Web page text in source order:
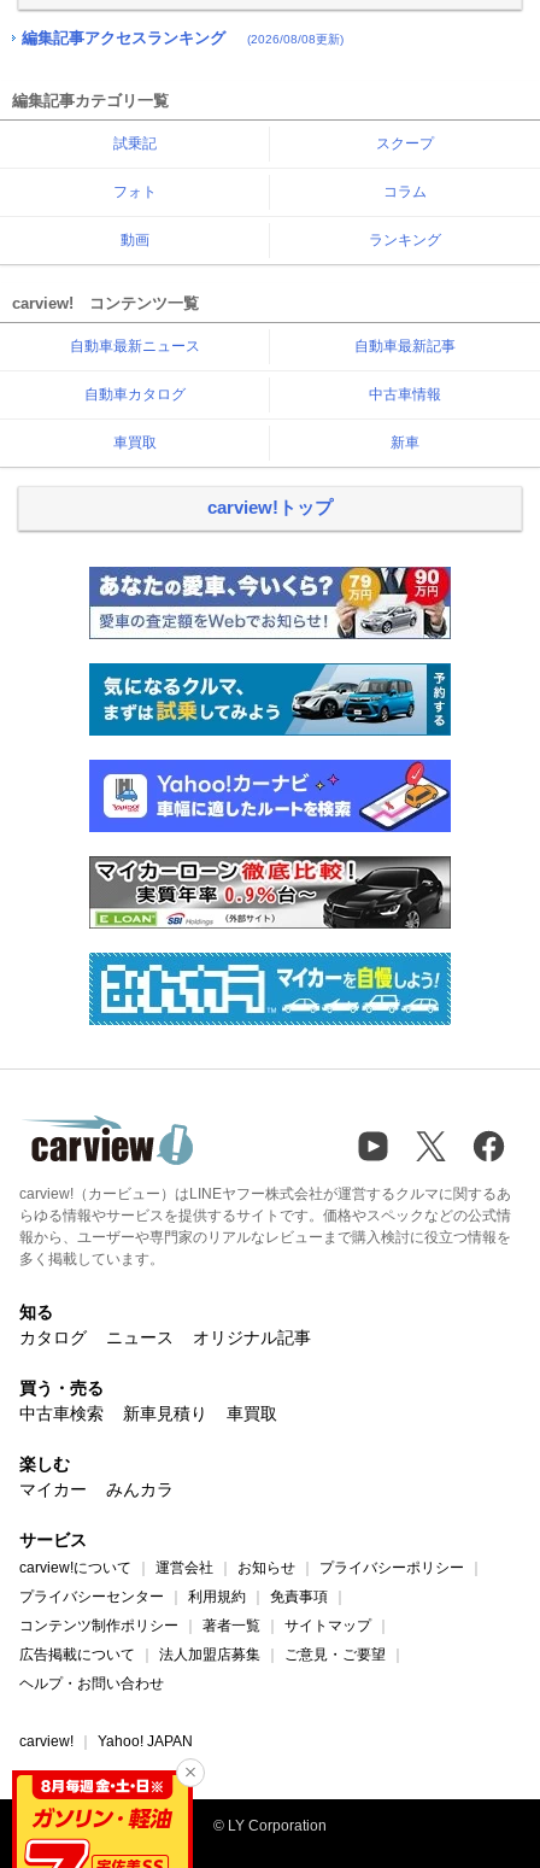
編集記事アクセスランキング (2026/08/08更新)
編集記事カテゴリ一覧
試乗記 スクープ
フォト コラム
動画 ランキング
carview! コンテンツ一覧
自動車最新ニュース 自動車最新記事
自動車カタログ 中古車情報
車買取 新車
carview!トップ
carview!（カービュー）はLINEヤフー株式会社が運営するクルマに関するあ
らゆる情報やサービスを提供するサイトです。価格やスペックなどの公式情
報から、ユーザーや専門家のリアルなレビューまで購入検討に役立つ情報を
多く掲載しています。
知る
カタログ
ニュース オリジナル記事
買う・売る
中古車検索
新車見積り 車買取
楽しむ
マイカー
みんカラ
サービス
carview!について 運営会社 お知らせ
プライバシーポリシー
プライバシーセンター
利用規約
免責事項
コンテンツ制作ポリシー
著者一覧
サイトマップ
広告掲載について
法人加盟店募集
ご意見・ご要望
ヘルプ・お問い合わせ
carview! Yahoo! JAPAN
© LY Corporation